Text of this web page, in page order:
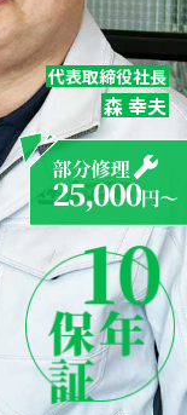
代表取締役社長
森 幸夫